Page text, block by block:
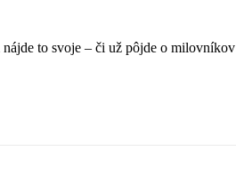
to svoje – či už pôjde o